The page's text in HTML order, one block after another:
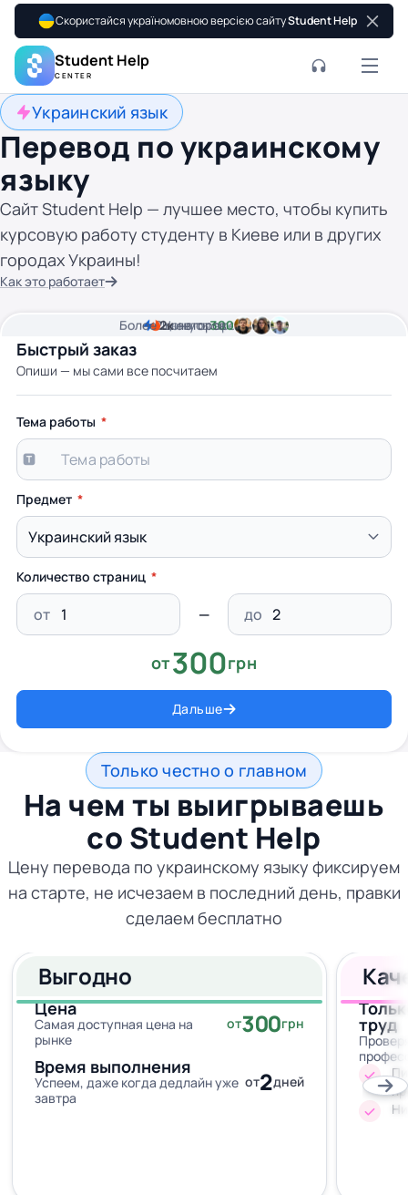
Скористайся україномовною версією сайтуStudent Help
Student Help
CENTER
Украинский язык
Перевод по украинскому
языку
Сайт Student Help — лучшее место, чтобы купить
курсовую работу студенту в Киеве или в других
городах Украины!
Как это работает
Быстрый заказ
Опиши — мы сами все посчитаем
2минуты времени
Цена от300 грн
Более2кавторов
Тема работы
Предмет
Количество страниц
от до
от300грн
Дальше
Только честно о главном
На чем ты выигрываешь
со Student Help
Цену перевода по украинскому языку фиксируем
на старте, не исчезаем в последний день, правки
сделаем бесплатно
Выгодно
Цена
Самая доступная цена на
рынке
от300грн
Время выполнения
Успеем, даже когда дедлайн уже
завтра
от2дней
труд